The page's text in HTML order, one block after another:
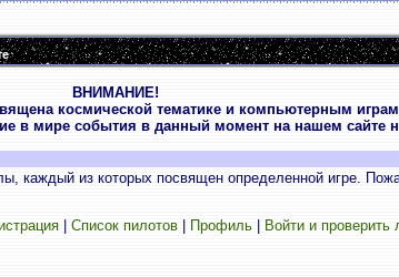
ВНИМАНИЕ!
космической тематике и компьютерным
в мире события в данный момент на нашем сайте
каждый из которых посвящен определенной игре.
| Список пилотов| Профиль| Войти и